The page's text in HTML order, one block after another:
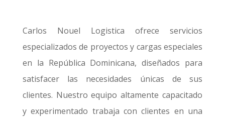
Carlos Nouel Logistica ofrece servicios
especializados de proyectos y cargas especiales
en la República Dominicana, diseñados para
satisfacer las necesidades únicas de sus
clientes. Nuestro equipo altamente capacitado
y experimentado trabaja con clientes en una